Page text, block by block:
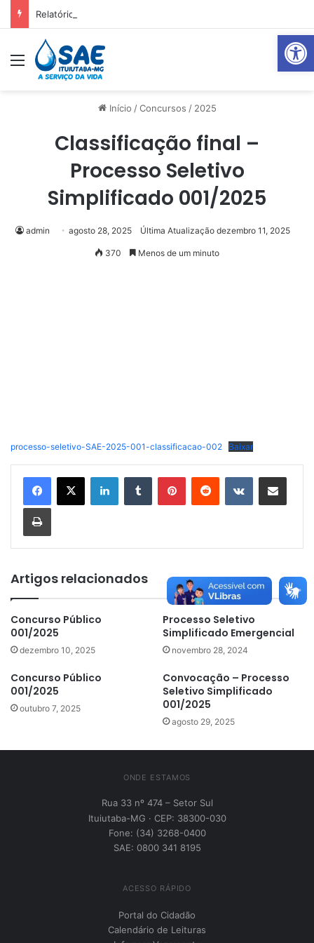
Abrir
Relatório Mensal Janeiro – Qualidade da Água Tratada
Menu
Início / Concursos / 2025
Classificação final –
Processo Seletivo
Simplificado 001/2025
admin agosto 28, 2025 Última Atualização dezembro 11, 2025
370 Menos de um minuto
processo-seletivo-SAE-2025-001-classificacao-002 Baixar
LinkedinTumblr PinterestReddit VK Compartilhar via e-mail
Imprimir
Artigos relacionados
Concurso Público
001/2025
dezembro 10, 2025
Processo Seletivo
Simplificado Emergencial
novembro 28, 2024
Concurso Público
001/2025
outubro 7, 2025
Convocação – Processo
Seletivo Simplificado
001/2025
agosto 29, 2025
ONDE ESTAMOS
Rua 33 nº 474 – Setor Sul
Ituiutaba-MG · CEP: 38300-030
Fone: (34) 3268-0400
SAE: 0800 341 8195
ACESSO RÁPIDO
Portal do Cidadão
Calendário de Leituras